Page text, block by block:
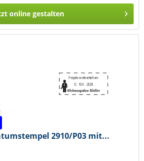
online gestalten
2910/P03 mit...